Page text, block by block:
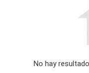
No hay